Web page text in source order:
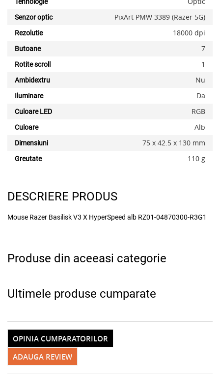
Senzor optic PixArt PMW 3389 (Razer 5G)
Rezolutie 18000 dpi
Butoane 7
Rotite scroll 1
Ambidextru Nu
Iluminare Da
Culoare LED RGB
Culoare Alb
Dimensiuni 75 x 42.5 x 130 mm
Greutate 110 g
DESCRIERE PRODUS
Mouse Razer Basilisk V3 X HyperSpeed alb RZ01-04870300-R3G1
Produse din aceeasi categorie
Ultimele produse cumparate
ADAUGA REVIEW
OPINIA CUMPARATORILOR
x
Adauga la favorite